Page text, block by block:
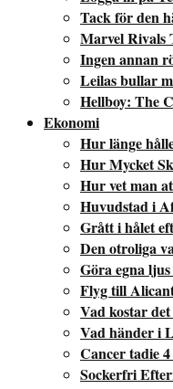
Tack för den
Marvel Rivals
Ingen annan
Leilas bullar
Hellboy: The
Ekonomi
Hur länge
Hur Mycket
Hur vet man
Huvudstad i
Grått i hålet
Den otroliga
Göra egna
Flyg till
Vad kostar
Vad händer i
Cancer tadie
Sockerfri